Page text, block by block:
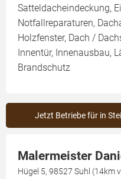
Satteldacheindeckung,
Notfallreparaturen,
Holzfenster, Dach /
Innentür, Innenausbau,
Brandschutz
Jetzt Betriebe für in
Malermeister
Hügel 5, 98527 Suhl (14km